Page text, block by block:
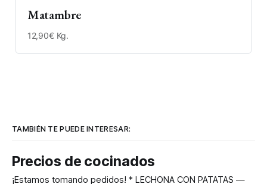
Matambre
12,90€ Kg.
TAMBIÉN TE PUEDE INTERESAR:
Precios de cocinados
¡Estamos tomando pedidos! * LECHONA CON PATATAS —